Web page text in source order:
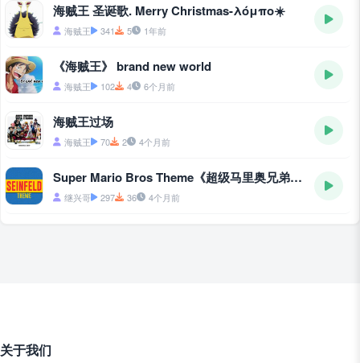
海贼王 圣诞歌. Merry Christmas-λόμπο☀️
海贼王 341 5 1年前
《海贼王》 brand new world
海贼王 102 4 6个月前
海贼王过场
海贼王 70 2 4个月前
Super Mario Bros Theme《超级马里奥兄弟主题曲》
继兴哥 297 36 4个月前
关于我们